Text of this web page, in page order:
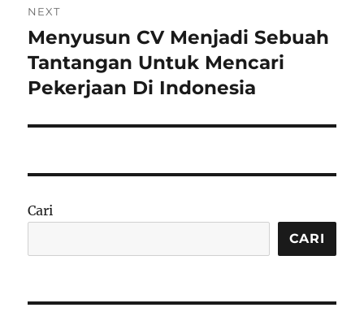
NEXT
Next
post:
Menyusun CV Menjadi Sebuah
Tantangan Untuk Mencari
Pekerjaan Di Indonesia
Cari
CARI